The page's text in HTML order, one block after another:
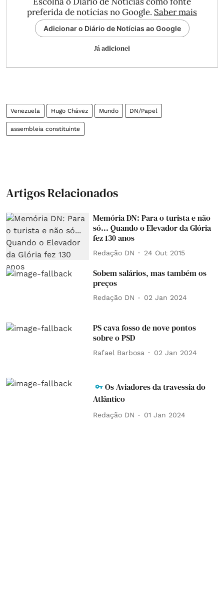
preferida de notícias no Google. Saber mais
Adicionar o Diário de Notícias ao Google
Já adicionei
Venezuela Hugo Chávez Mundo DN/Papel
assembleia constituinte
Artigos Relacionados
Memória DN: Para o turista e não
só... Quando o Elevador da Glória
fez 130 anos
Redação DN 24 Out 2015
Sobem salários, mas também os
preços
Redação DN 02 Jan 2024
PS cava fosso de nove pontos
sobre o PSD
Rafael Barbosa 02 Jan 2024
Os Aviadores da travessia do
Atlântico
Redação DN 01 Jan 2024